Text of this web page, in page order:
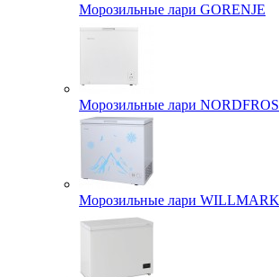
Морозильные лари GORENJE
Морозильные лари
Морозильные лари WILLMARK